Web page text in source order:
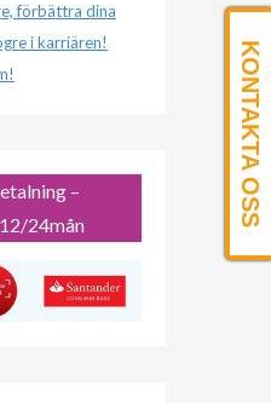
förbättra dina
i karriären!
–
24mån
KONTAKTA OSS